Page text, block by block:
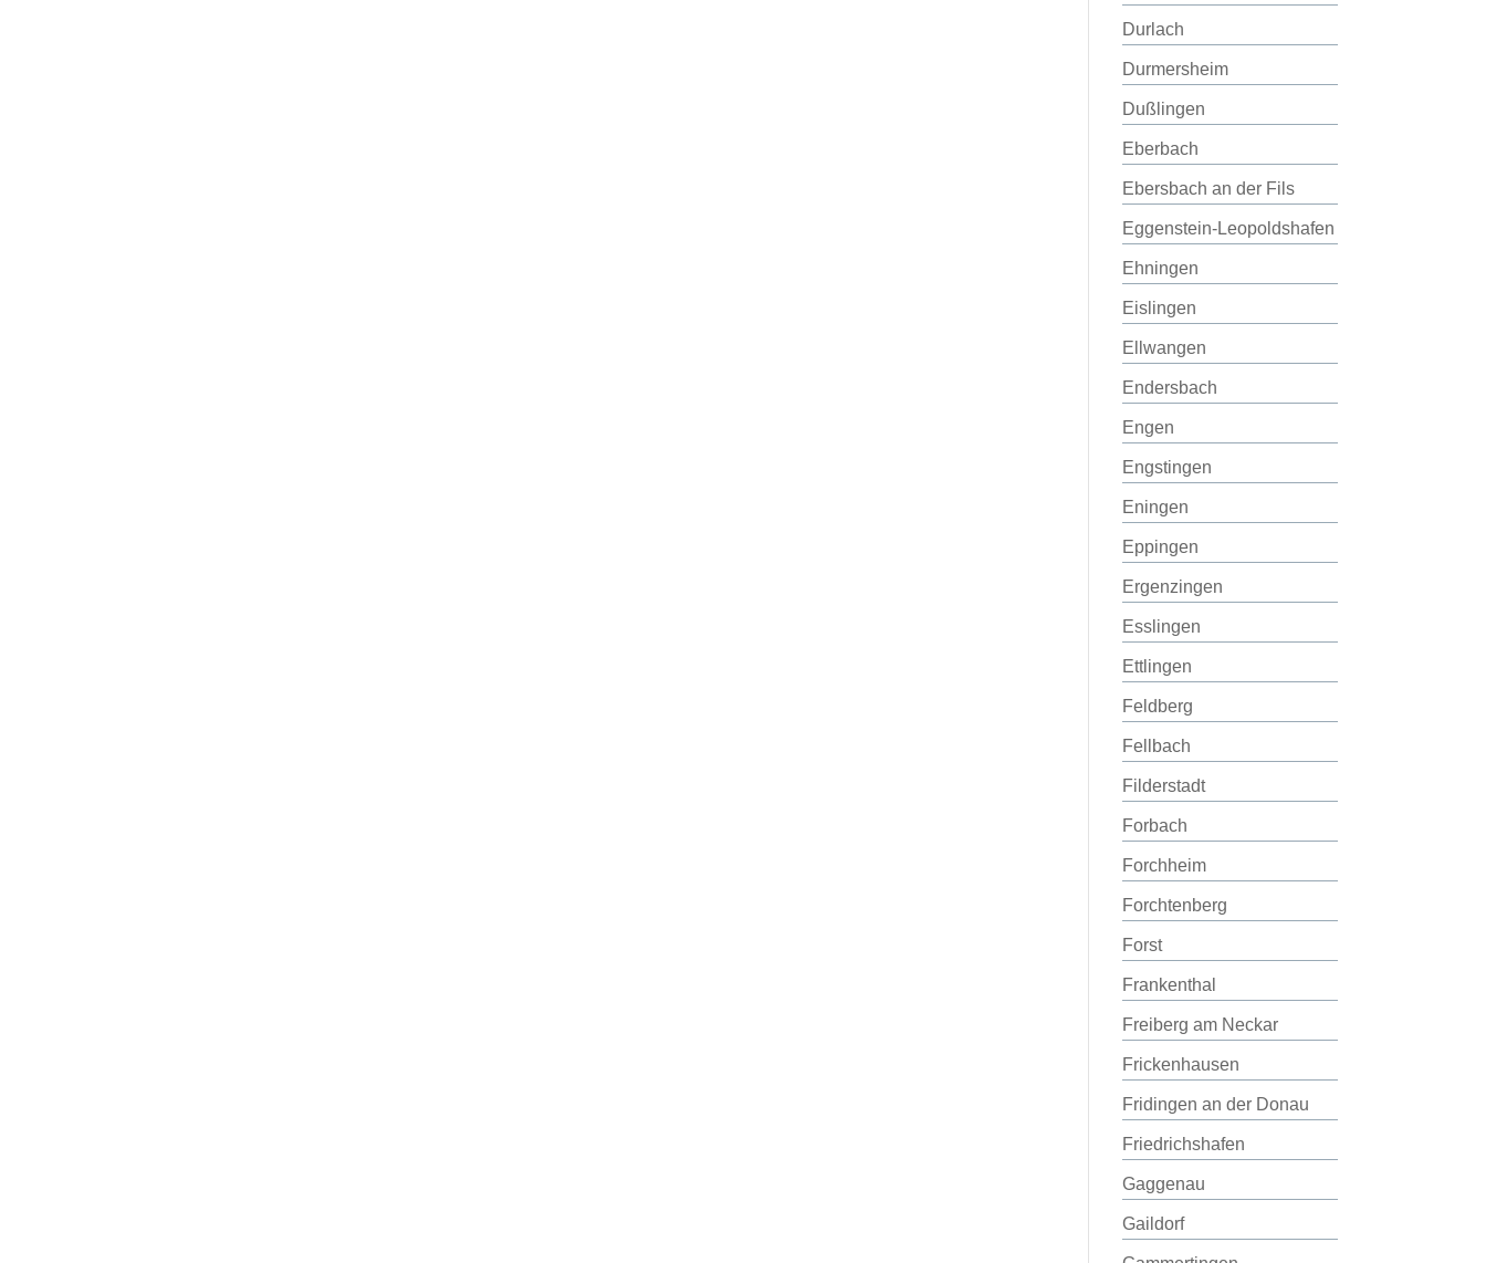
Durlach
Durmersheim
Dußlingen
Eberbach
Ebersbach an der Fils
Eggenstein-Leopoldshafen
Ehningen
Eislingen
Ellwangen
Endersbach
Engen
Engstingen
Eningen
Eppingen
Ergenzingen
Esslingen
Ettlingen
Feldberg
Fellbach
Filderstadt
Forbach
Forchheim
Forchtenberg
Forst
Frankenthal
Freiberg am Neckar
Frickenhausen
Fridingen an der Donau
Friedrichshafen
Gaggenau
Gaildorf